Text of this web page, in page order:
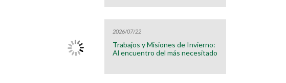
2026/07/22
Trabajos y Misiones de Invierno:
Al encuentro del más necesitado